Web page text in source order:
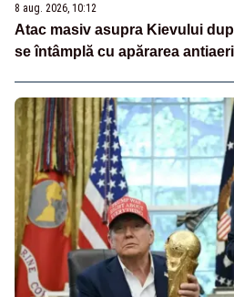
8 aug. 2026, 10:12
Atac masiv asupra Kievului
se întâmplă cu apărarea